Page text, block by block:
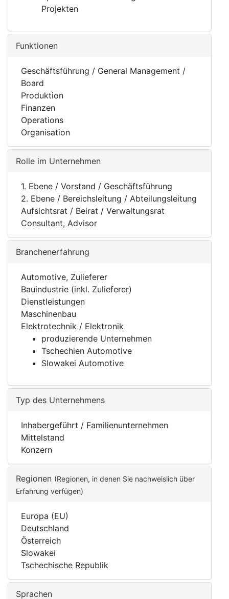
Projekten
Funktionen
Geschäftsführung / General Management /
Board
Produktion
Finanzen
Operations
Organisation
Rolle im Unternehmen
1. Ebene / Vorstand / Geschäftsführung
2. Ebene / Bereichsleitung / Abteilungsleitung
Aufsichtsrat / Beirat / Verwaltungsrat
Consultant, Advisor
Branchenerfahrung
Automotive, Zulieferer
Bauindustrie (inkl. Zulieferer)
Dienstleistungen
Maschinenbau
Elektrotechnik / Elektronik
produzierende Unternehmen
Tschechien Automotive
Slowakei Automotive
Typ des Unternehmens
Inhabergeführt / Familienunternehmen
Mittelstand
Konzern
Regionen (Regionen, in denen Sie nachweislich über
Erfahrung verfügen)
Europa (EU)
Deutschland
Österreich
Slowakei
Tschechische Republik
Sprachen